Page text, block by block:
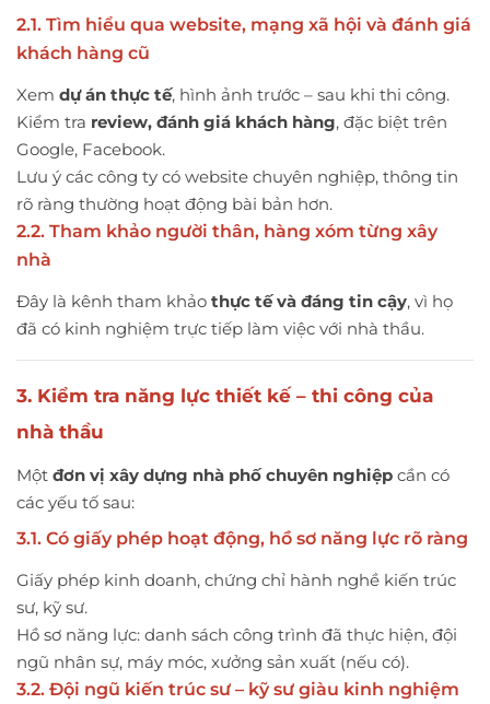
2.1. Tìm hiểu qua website, mạng xã hội và đánh giá
khách hàng cũ
Xem dự án thực tế, hình ảnh trước – sau khi thi công.
Kiểm tra review, đánh giá khách hàng, đặc biệt trên
Google, Facebook.
Lưu ý các công ty có website chuyên nghiệp, thông tin
rõ ràng thường hoạt động bài bản hơn.
2.2. Tham khảo người thân, hàng xóm từng xây
nhà
Đây là kênh tham khảo thực tế và đáng tin cậy, vì họ
đã có kinh nghiệm trực tiếp làm việc với nhà thầu.
3. Kiểm tra năng lực thiết kế – thi công của
nhà thầu
Một đơn vị xây dựng nhà phố chuyên nghiệp cần có
các yếu tố sau:
3.1. Có giấy phép hoạt động, hồ sơ năng lực rõ ràng
Giấy phép kinh doanh, chứng chỉ hành nghề kiến trúc
sư, kỹ sư.
Hồ sơ năng lực: danh sách công trình đã thực hiện, đội
ngũ nhân sự, máy móc, xưởng sản xuất (nếu có).
3.2. Đội ngũ kiến trúc sư – kỹ sư giàu kinh nghiệm